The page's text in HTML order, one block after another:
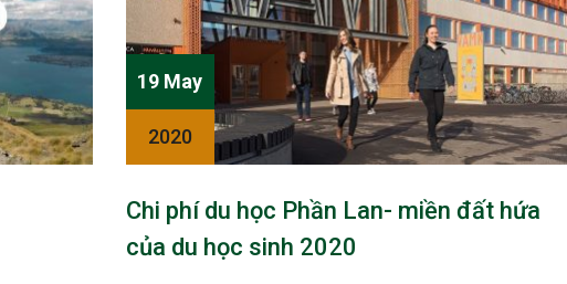
19 May
2020
Chi phí du học Phần Lan- miền đất hứa
của du học sinh 2020